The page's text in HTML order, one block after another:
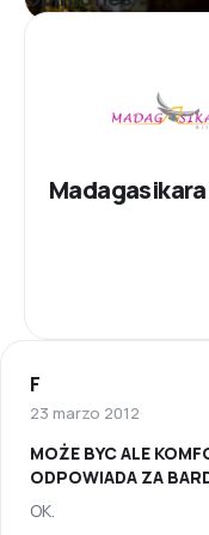
Precio de los
F
23 marzo 2012
MOŻE BYC ALE
ODPOWIADA ZA
2+ OCENIAM
OK.